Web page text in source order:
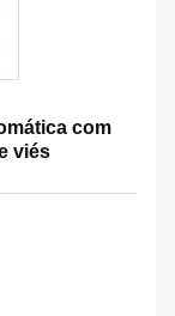
com
viés